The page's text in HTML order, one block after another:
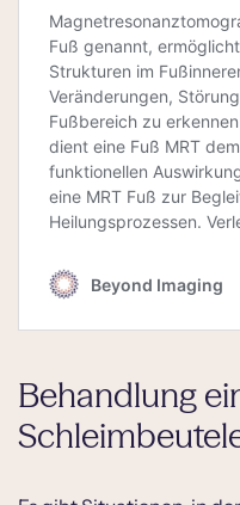
Behandlung